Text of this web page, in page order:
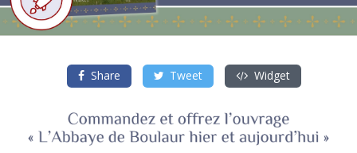
Share Tweet Widget